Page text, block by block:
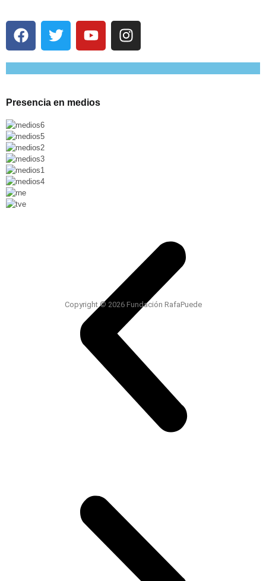
Presencia en medios
Copyright © 2026 Fundación RafaPuede